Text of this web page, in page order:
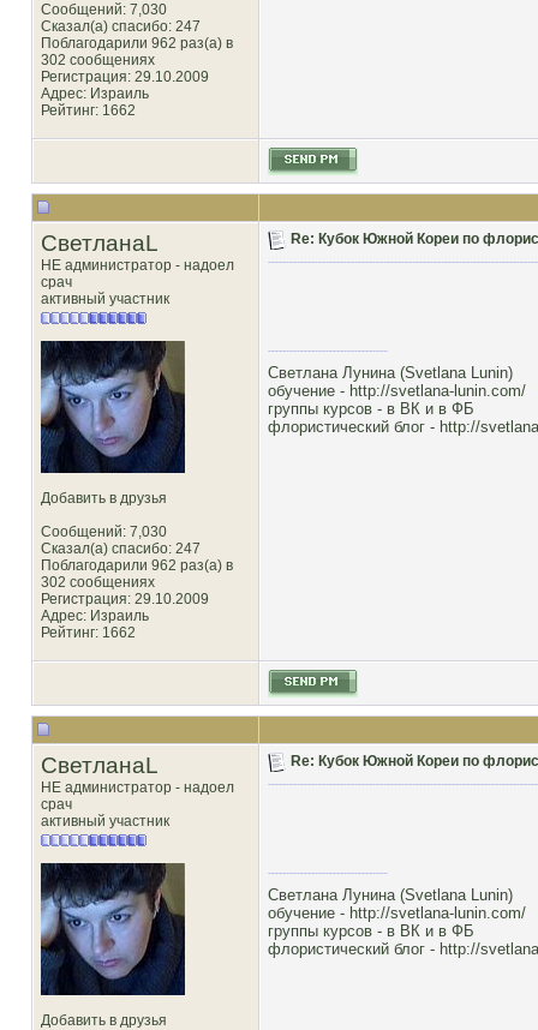
Сообщений: 7,030
Сказал(а) спасибо: 247
Поблагодарили 962 раз(а) в
302 сообщениях
Регистрация: 29.10.2009
Адрес: Израиль
Рейтинг: 1662
СветланаL
НЕ администратор - надоел
срач
активный участник
Добавить в друзья
Сообщений: 7,030
Сказал(а) спасибо: 247
Поблагодарили 962 раз(а) в
302 сообщениях
Регистрация: 29.10.2009
Адрес: Израиль
Рейтинг: 1662
Re: Кубок Южной Кореи по
Светлана Лунина (Svetlana Lunin)
обучение - http://svetlana-lunin.com/
группы курсов - в ВК и в ФБ
флористический блог - http://
СветланаL
НЕ администратор - надоел
срач
активный участник
Добавить в друзья
Re: Кубок Южной Кореи по
Светлана Лунина (Svetlana Lunin)
обучение - http://svetlana-lunin.com/
группы курсов - в ВК и в ФБ
флористический блог - http://